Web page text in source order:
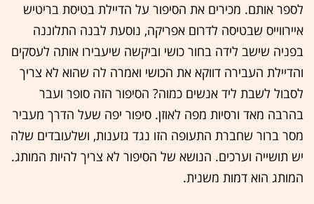
לספר אותם. מכירים את הסיפור על הדיילת בטיסת בריטיש
איירווייס שבטיסה לדרום אפריקה, נוסעת לבנה התלוננה
בפניה שישב לידה בחור כושי וביקשה שיעבירו אותה לעסקים
והדיילת העבירה דווקא את הכושי ואמרה לה שהוא לא צריך
לסבול לשבת ליד אנשים כמוה? הסיפור הזה סופר ועבר
בהרבה מאד ורסיות מפה לאוזן. סיפור יפה שעל הדרך מעביר
מסר ברור שחברת התעופה הזו נגד גזענות, ושלעובדים שלה
יש תושייה וערכים. הנושא של הסיפור לא צריך להיות המותג.
המותג הוא דמות משנית.